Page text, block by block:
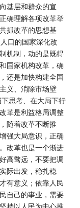
基层和群众的宣
确理解各项改革举
抓改革的思想基
口的国家深化改
机制，动的是既得
国家机构改革，确
还是加快构建全国
义、消除市场壁
思考、在大局下行
革是利益格局调整
随着改革不断推
强大局意识，正确
改革也是一个渐进
高骛远，不要把调
际出发，稳扎稳
有意义；依靠人民
自己的事业，需要